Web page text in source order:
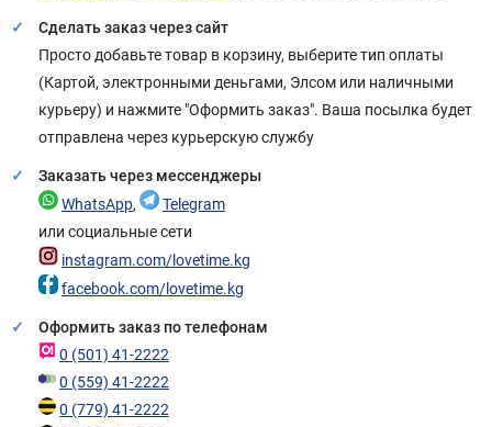
Сделать заказ через сайт
Просто добавьте товар в корзину, выберите тип оплаты
(Картой, электронными деньгами, Элсом или наличными
курьеру) и нажмите "Оформить заказ". Ваша посылка будет
отправлена через курьерскую службу
Заказать через мессенджеры
WhatsApp,
Telegram
или социальные сети
instagram.com/lovetime.kg
facebook.com/lovetime.kg
Оформить заказ по телефонам
0 (501) 41-2222
0 (559) 41-2222
0 (779) 41-2222